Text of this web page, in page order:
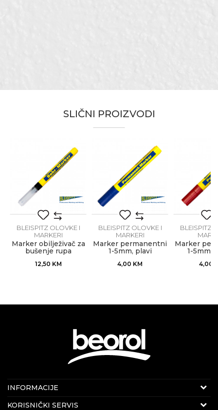
SLIČNI PROIZVODI
BLEISPITZ OLOVKE I
MARKERI
Marker obilježivač za
bušenje rupa
12,50 KM
BLEISPITZ OLOVKE I
MARKERI
Marker permanentni
1-5mm, plavi
4,00 KM
BLEISPITZ
Marker
1-5mm,
4,00
Internet prodaja
E-mail: beorolshop@beorol.ba
Telefon:066 714 037
INFORMACIJE
O nama
KORISNIČKI SERVIS